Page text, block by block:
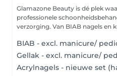
Glamazone Beauty is dé plek
professionele
verzorging. Van BIAB nagels en
BIAB - excl. manicure/
Gellak - excl. manicure/
Acrylnagels - nieuwe set